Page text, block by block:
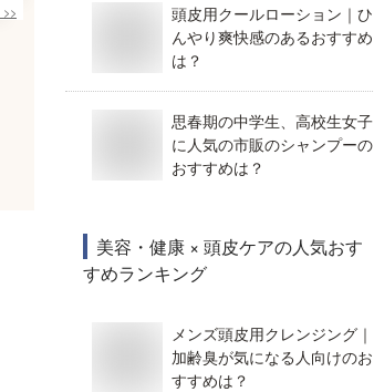
>>
頭皮用クールローション｜ひ
んやり爽快感のあるおすすめ
は？
思春期の中学生、高校生女子
に人気の市販のシャンプーの
おすすめは？
美容・健康 × 頭皮ケアの人気おす
すめランキング
メンズ頭皮用クレンジング｜
加齢臭が気になる人向けのお
すすめは？